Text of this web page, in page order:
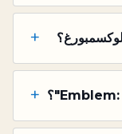
لوكسمبورغ؟ +
+